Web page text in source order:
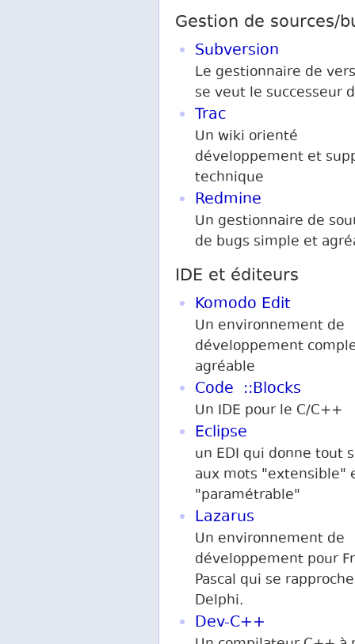
Gestion de sources/
Subversion
Le gestionnaire de
se veut le successeur
Trac
Un wiki orienté
développement et
technique
Redmine
Un gestionnaire de
de bugs simple et
IDE et éditeurs
Komodo Edit
Un environnement de
développement
agréable
Code ::Blocks
Un IDE pour le C/C++
Eclipse
un EDI qui donne tout
aux mots "extensible"
"paramétrable"
Lazarus
Un environnement de
développement pour
Pascal qui se
Delphi.
Dev-C++